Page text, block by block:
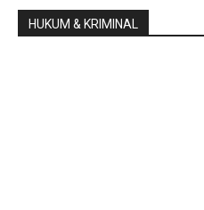
HUKUM & KRIMINAL